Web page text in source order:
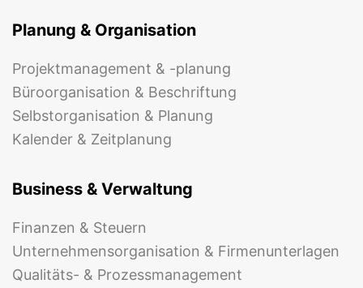
Planung & Organisation
Projektmanagement & -planung
Büroorganisation & Beschriftung
Selbstorganisation & Planung
Kalender & Zeitplanung
Business & Verwaltung
Finanzen & Steuern
Unternehmensorganisation & Firmenunterlagen
Qualitäts- & Prozessmanagement